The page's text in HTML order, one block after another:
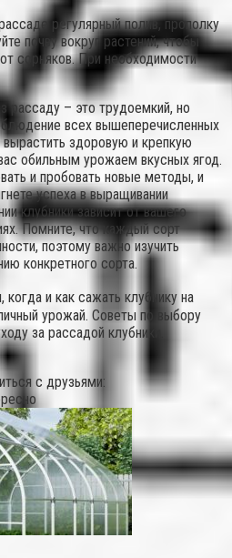
регулярный полив, прополку
почву вокруг растений, чтобы
сорняков. При необходимости
рассаду – это трудоемкий, но
всех вышеперечисленных
здоровую и крепкую
обильным урожаем вкусных ягод.
и пробовать новые методы, и
успеха в выращивании
клубники зависит от вашего
Помните, что каждый сорт
поэтому важно изучить
конкретного сорта.
когда и как сажать клубнику на
урожай. Советы по выбору
за рассадой клубники.
с друзьями: